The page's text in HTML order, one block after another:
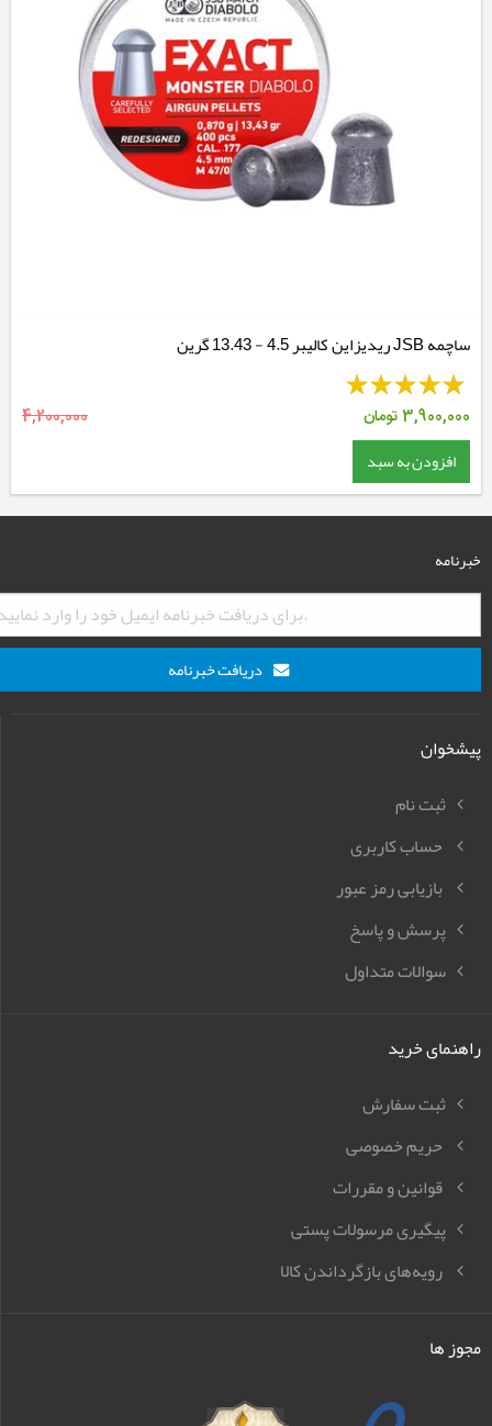
ساچمه JSB ریدیزاین کالیبر 4.5 - 13.43 گرین
3,900,000تومان 4,200,000
افزودن به سبد
خبرنامه
دریافت خبرنامه
پیشخوان
ثبت نام
حساب کاربری
بازیابی رمز عبور
پرسش و پاسخ
سوالات متداول
راهنمای خرید
ثبت سفارش
حریم خصوصی
قوانین و مقررات
پیگیری مرسولات پستی
رویه‌های بازگرداندن کالا
مجوز ها